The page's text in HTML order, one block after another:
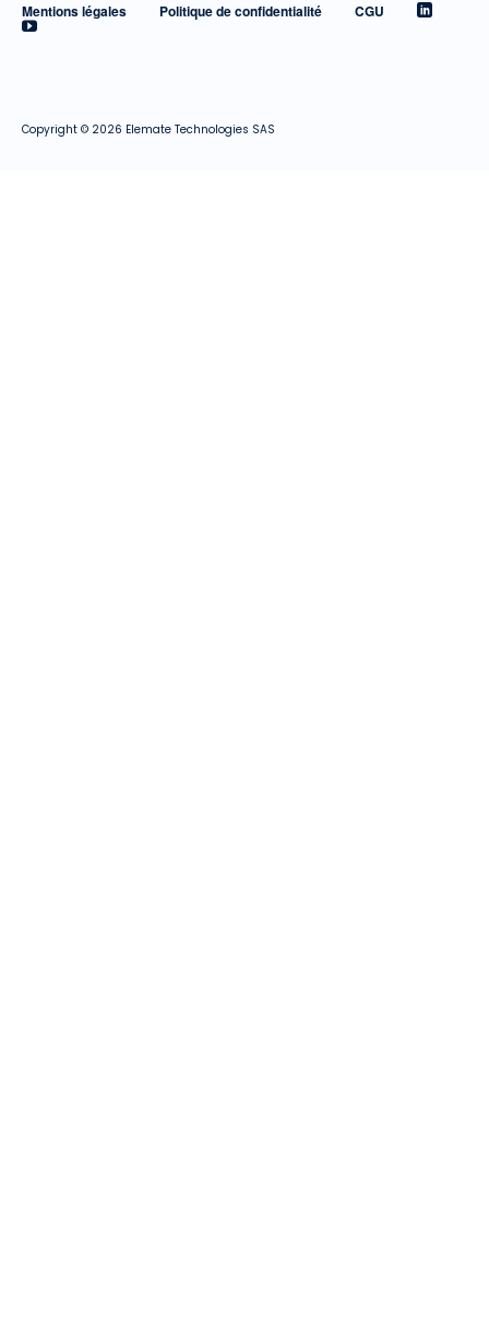
Mentions légales Politique de confidentialité CGU
Copyright © 2026 Elemate Technologies SAS